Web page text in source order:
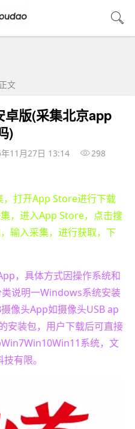
文
版(采集北京app
)
11月27日 13:14
298
，打开App Store进行下载
，进入App Store，点击搜
输入采集，进行获取，下
，具体方式因操作系统和
说明一Windows系统安装
像头App如摄像头USB ap
安装包，用户下载后可直接
系统，文
有限。